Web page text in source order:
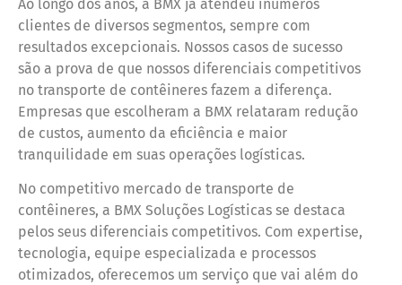
Ao longo dos anos, a BMX já atendeu inúmeros
clientes de diversos segmentos, sempre com
resultados excepcionais. Nossos casos de sucesso
são a prova de que nossos diferenciais competitivos
no transporte de contêineres fazem a diferença.
Empresas que escolheram a BMX relataram redução
de custos, aumento da eficiência e maior
tranquilidade em suas operações logísticas.
No competitivo mercado de transporte de
contêineres, a BMX Soluções Logísticas se destaca
pelos seus diferenciais competitivos. Com expertise,
tecnologia, equipe especializada e processos
otimizados, oferecemos um serviço que vai além do